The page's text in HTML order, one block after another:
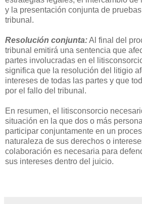
y la presentación conjunta de
tribunal.
Resolución conjunta:Al final del
tribunal emitirá una sentencia que
partes involucradas en el
significa que la resolución del litigio
intereses de todas las partes y que
por el fallo del tribunal.
En resumen, el litisconsorcio
situación en la que dos o más
participar conjuntamente en un
naturaleza de sus derechos o
colaboración es necesaria para
sus intereses dentro del juicio.